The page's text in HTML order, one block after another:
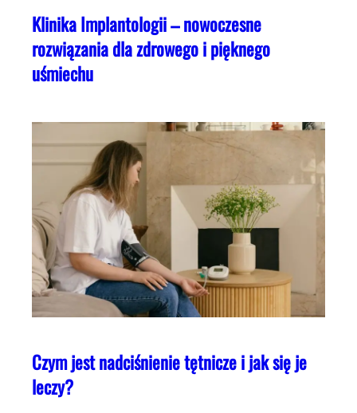
Klinika Implantologii – nowoczesne
rozwiązania dla zdrowego i pięknego
uśmiechu
Czym jest nadciśnienie tętnicze i jak się je
leczy?